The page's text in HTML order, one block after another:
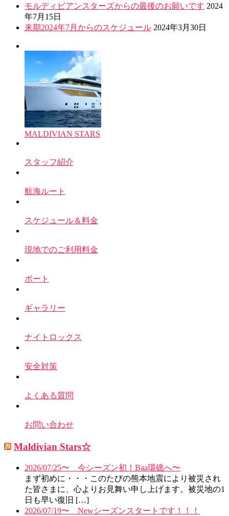
モルディビアンスターズからの最後のお願いです 2024
年7月15日
来期2024年7月からのスケジュール 2024年3月30日
MALDIVIAN STARS
スタッフ紹介
航海ルート
スケジュール＆料金
現地でのご利用料金
ボート
ギャラリー
ナイトロックス
安全対策
よくある質問
お問い合わせ
Maldivian Stars☆
2026/07/25〜 今シーズン初！Baa環礁へ〜
まず初めに・・・このたびの熊本地震により被災され
た皆さまに、心よりお見舞い申し上げます。被災地の1
日も早い復旧 […]
2026/07/19〜 Newシーズンスタートです！！！